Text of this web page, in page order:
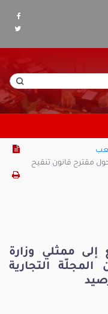
مقترح قانون تنقيح
إلى ممثلي وزارة
حول الفصل 411 من المجلّة التجارية